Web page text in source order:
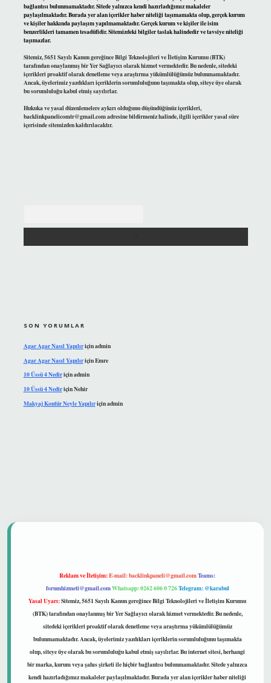
bağlantısı bulunmamaktadır. Sitede yalnızca kendi hazırladığımız makaleler
paylaşılmaktadır. Burada yer alan içerikler haber niteliği taşımamakta olup, gerçek kurum
ve kişiler hakkında paylaşım yapılmamaktadır. Gerçek kurum ve kişiler ile isim
benzerlikleri tamamen tesadüfidir. Sitemizdeki bilgiler taslak halindedir ve tavsiye niteliği
taşımazlar.
Sitemiz, 5651 Sayılı Kanun gereğince Bilgi Teknolojileri ve İletişim Kurumu (BTK)
tarafından onaylanmış bir Yer Sağlayıcı olarak hizmet vermektedir. Bu nedenle, sitedeki
içerikleri proaktif olarak denetleme veya araştırma yükümlülüğümüz bulunmamaktadır.
Ancak, üyelerimiz yazdıkları içeriklerin sorumluluğunu taşımakta olup, siteye üye olarak
bu sorumluluğu kabul etmiş sayılırlar.
Hukuka ve yasal düzenlemelere aykırı olduğunu düşündüğünüz içerikleri,
backlinkpanelicomtr@gmail.comadresine bildirmeniz halinde, ilgili içerikler yasal süre
içerisinde sitemizden kaldırılacaktır.
SON YORUMLAR
Agar Agar Nasıl Yapılıriçinadmin
Agar Agar Nasıl YapılıriçinEmre
10 Üssü 4 Nediriçinadmin
10 Üssü 4 NediriçinNehir
Makyaj Kontür Neyle Yapılıriçinadmin
Reklam ve İletişim:E-mail:backlinkpaneli@gmail.comTeams:
forumhizmeti@gmail.comWhatsapp: 0262 606 0 726Telegram: @karabul
Yasal Uyarı:Sitemiz, 5651 Sayılı Kanun gereğince Bilgi Teknolojileri ve İletişim Kurumu
(BTK) tarafından onaylanmış bir Yer Sağlayıcı olarak hizmet vermektedir. Bu nedenle,
sitedeki içerikleri proaktif olarak denetleme veya araştırma yükümlülüğümüz
bulunmamaktadır. Ancak, üyelerimiz yazdıkları içeriklerin sorumluluğunu taşımakta
olup, siteye üye olarak bu sorumluluğu kabul etmiş sayılırlar. Bu internet sitesi, herhangi
bir marka, kurum veya şahıs şirketi ile hiçbir bağlantısı bulunmamaktadır. Sitede yalnızca
kendi hazırladığımız makaleler paylaşılmaktadır. Burada yer alan içerikler haber niteliği